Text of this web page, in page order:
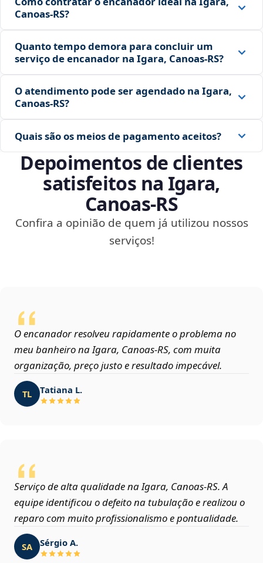
Canoas‑RS?
Quanto tempo demora para concluir um
serviço de encanador na Igara, Canoas‑RS?
O atendimento pode ser agendado na Igara,
Canoas‑RS?
Quais são os meios de pagamento aceitos?
Depoimentos de clientes
satisfeitos na Igara,
Canoas‑RS
Confira a opinião de quem já utilizou nossos
serviços!
O encanador resolveu rapidamente o problema no
meu banheiro na Igara, Canoas‑RS, com muita
organização, preço justo e resultado impecável.
TL Tatiana L.
Serviço de alta qualidade na Igara, Canoas‑RS. A
equipe identificou o defeito na tubulação e realizou o
reparo com muito profissionalismo e pontualidade.
SA Sérgio A.